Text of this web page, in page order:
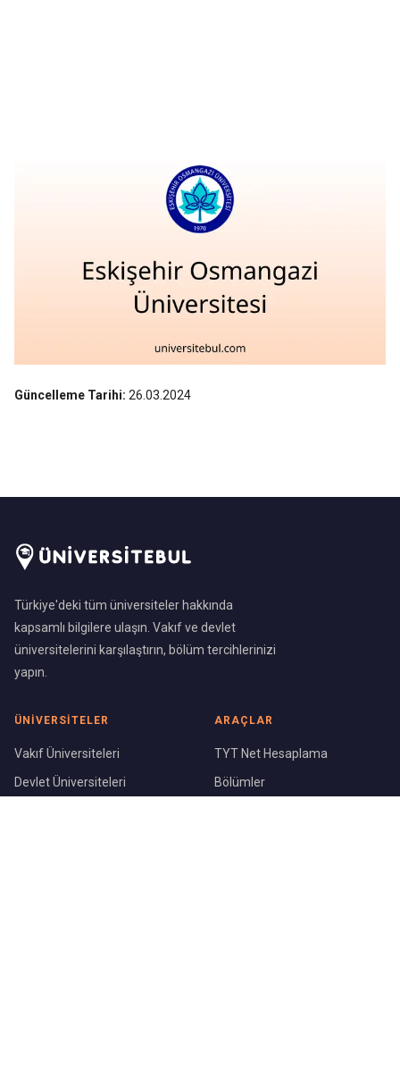
Güncelleme Tarihi: 26.03.2024
Türkiye'deki tüm üniversiteler hakkında
kapsamlı bilgilere ulaşın. Vakıf ve devlet
üniversitelerini karşılaştırın, bölüm tercihlerinizi
yapın.
ÜNIVERSITELER
Vakıf Üniversiteleri
Devlet Üniversiteleri
ARAÇLAR
TYT Net Hesaplama
Bölümler